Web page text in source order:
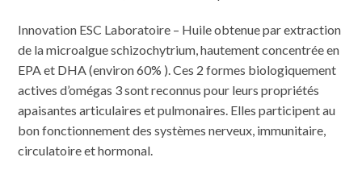
Innovation ESC Laboratoire – Huile obtenue par extraction
de la microalgue schizochytrium, hautement concentrée en
EPA et DHA (environ 60% ). Ces 2 formes biologiquement
actives d’omégas 3 sont reconnus pour leurs propriétés
apaisantes articulaires et pulmonaires. Elles participent au
bon fonctionnement des systèmes nerveux, immunitaire,
circulatoire et hormonal.